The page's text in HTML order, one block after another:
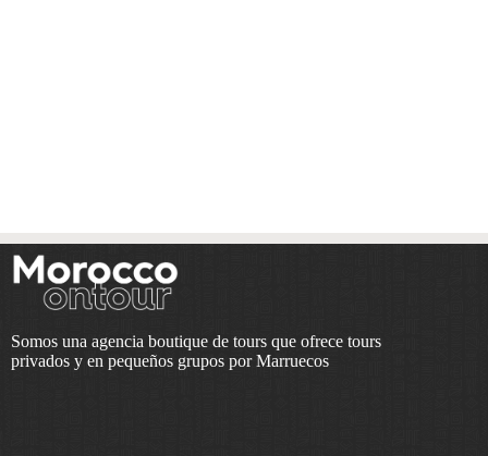
Somos una agencia boutique de tours que ofrece tours
privados y en pequeños grupos por Marruecos